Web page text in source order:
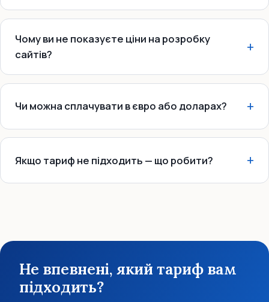
Чому ви не показуєте ціни на розробку
сайтів?
Чи можна сплачувати в євро або доларах?
Якщо тариф не підходить — що робити?
Не впевнені, який тариф вам
підходить?